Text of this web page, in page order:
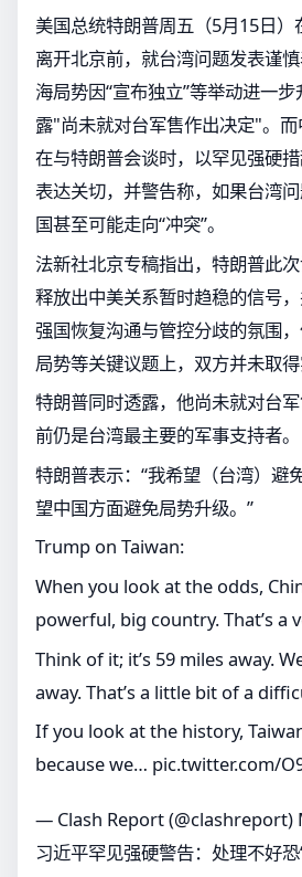
美国总统特朗普周五（5月15日）
离开北京前，就台湾问题发表谨
海局势因“宣布独立”等举动进一
露"尚未就对台军售作出决定"。
在与特朗普会谈时，以罕见强硬
表达关切，并警告称，如果台湾
国甚至可能走向“冲突”。
法新社北京专稿指出，特朗普此
释放出中美关系暂时趋稳的信号
强国恢复沟通与管控分歧的氛围
局势等关键议题上，双方并未取得
特朗普同时透露，他尚未就对台
前仍是台湾最主要的军事支持者。
特朗普表示：“我希望（台湾）避
望中国方面避免局势升级。”
Trump on Taiwan:
When you look at the odds,
powerful, big country. That’s a
Think of it; it’s 59 miles away.
away. That’s a little bit of a
If you look at the history,
because we… pic.twitter.com/
— Clash Report (@clashreport)
习近平罕见强硬警告：处理不好恐